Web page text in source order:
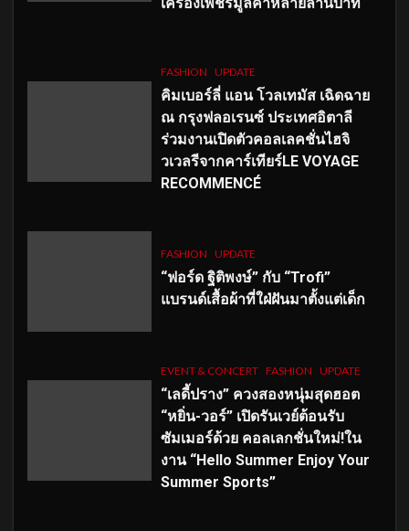
FASHION UPDATE
คิมเบอร์ลี่ แอน โวลเทมัส เฉิดฉาย
ณ กรุงฟลอเรนซ์ ประเทศอิตาลี
ร่วมงานเปิดตัวคอลเลคชั่นไฮจิ
วเวลรีจากคาร์เทียร์LE VOYAGE
RECOMMENCÉ
FASHION UPDATE
“ฟอร์ด ฐิติพงษ์” กับ “Trofi”
แบรนด์เสื้อผ้าที่ใฝ่ฝันมาตั้งแต่เด็ก
EVENT & CONCERT FASHION UPDATE
“เลดี้ปราง” ควงสองหนุ่มสุดฮอต
“หยิ่น-วอร์” เปิดรันเวย์ต้อนรับ
ซัมเมอร์ด้วย คอลเลกชั่นใหม่!ใน
งาน “Hello Summer Enjoy Your
Summer Sports”